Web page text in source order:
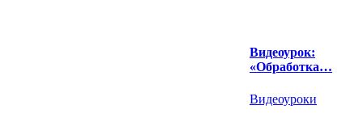
Видеоурок:
«Обработка…
Видеоуроки